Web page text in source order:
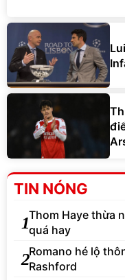
TIN NÓNG
1Thom Haye thừa
quá hay
2Romano hé lộ
Rashford